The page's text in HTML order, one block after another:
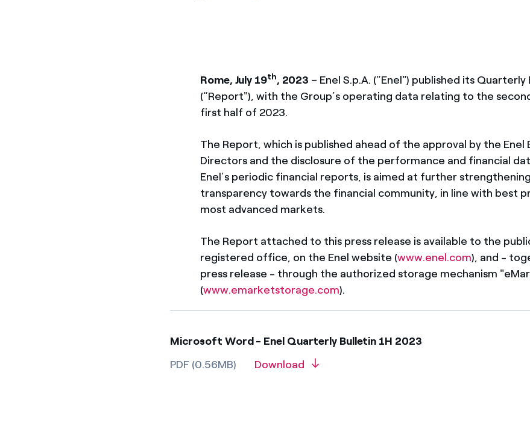
Rome, July 19th, 2023 – Enel S.p.A. (“Enel") published its Quarterly
(“Report"), with the Group’s operating data relating to the
first half of 2023.
The Report, which is published ahead of the approval by the Enel
Directors and the disclosure of the performance and financial
Enel’s periodic financial reports, is aimed at further strengthening
transparency towards the financial community, in line with best
most advanced markets.
The Report attached to this press release is available to the
registered office, on the Enel website (www.enel.com), and -
press release - through the authorized storage mechanism
(www.emarketstorage.com).
Microsoft Word - Enel Quarterly Bulletin 1H 2023
PDF (0.56MB)
Download